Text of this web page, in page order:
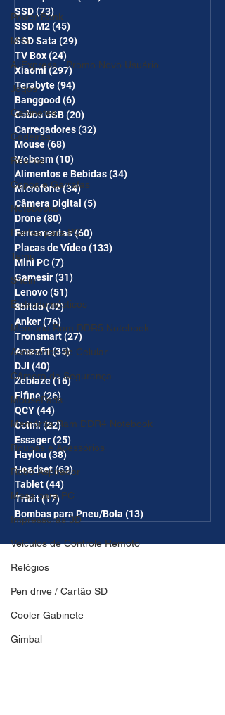
Power Bank
Mifa
AliExpress - Promo Novo Usuário
Jogos
Gabinetes
Cadeiras
Realme
Copos e Garrafas
Notebooks
Fontes para PC
Temu
Shein
Eletrodomésticos
Memória Ram DDR5 Notebook
Acessórios de Celular
Câmera de Segurança
MousePads
Memórtia Ram DDR4 Notebook
Roupas e Acessórios
Robô Aspirador
Mesa para PC
Impressoras 3D
Veículos de Controle Remoto
Relógios
Pen drive / Cartão SD
Cooler Gabinete
Gimbal
SSD(73) 73 posts
SSD M2(45)
SSD Sata (29)
TV Box(24)
Xiaomi(297)297 posts
Terabyte(94)
Banggood (6)
Cabos USB(20)
Carregadores(32)
Mouse(68)
Webcam(10)
Alimentos e Bebidas(34)
Microfone(34)34 posts
Câmera Digital (5)
Drone(80)
Ferramentas(60)
Placas de Vídeo(133)
Mini PC(7)
Gamesir(31)
Lenovo(51)
8bitdo(42)42 posts
Anker(76)
Tronsmart(27)
Amazfit(35)35 posts
DJI (40)
Zeblaze(16)16 posts
Fifine(26)
QCY(44)
Colmi(22)22 posts
Essager(25)
Haylou(38)38 posts
Headset(63)63 posts
Tablet(44)
Tribit(17)17 posts
Bombas para Pneu/Bola (13)